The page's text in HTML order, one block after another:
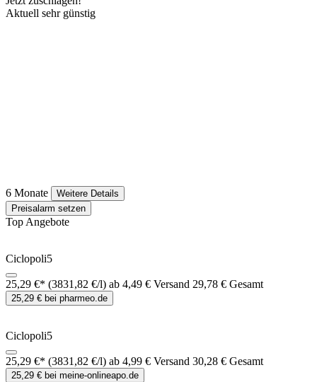
Aktuell sehr günstig
6 Monate
Weitere Details
Preisalarm setzen
Top Angebote
Ciclopoli5
25,29 €* (3831,82 €/l) ab 4,49 € Versand 29,78 € Gesamt
25,29 € bei pharmeo.de
Ciclopoli5
25,29 €* (3831,82 €/l) ab 4,99 € Versand 30,28 € Gesamt
25,29 € bei meine-onlineapo.de